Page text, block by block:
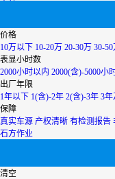
宁夏
内蒙古
青海
上海
陕西
山西
山东
四川
天津
台湾
新疆
价格
10万以下 10-20万 20-30万 30-50
表显小时数
2000小时以内 2000(含)-5000小
出厂年限
1年以下 1(含)-2年 2(含)-3年 3年
保障
真实车源 产权清晰 有检测报告
石方作业
清空